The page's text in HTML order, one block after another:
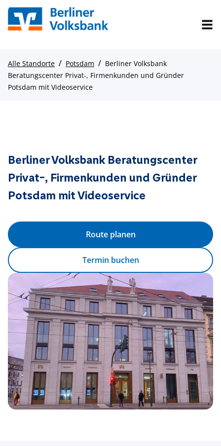
Alle Standorte / Potsdam / Berliner Volksbank
Beratungscenter Privat-, Firmenkunden und Gründer
Potsdam mit Videoservice
Berliner Volksbank Beratungscenter
Privat-, Firmenkunden und Gründer
Potsdam mit Videoservice
Route planen
Termin buchen